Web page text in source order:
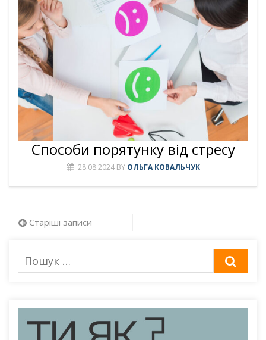
Способи порятунку від стресу
28.08.2024 BY ОЛЬГА КОВАЛЬЧУК
Навігація
за
записами
Старіші записи
Пошук
для: